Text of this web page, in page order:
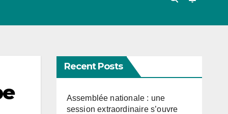
Recent Posts
Assemblée nationale : une
session extraordinaire s’ouvre